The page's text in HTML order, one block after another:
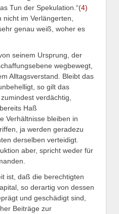
Tun der Spekulation.“(4)
im Verlängerten,
genau weiß, woher es
seinem Ursprung, der
wegbewegt,
Alltagsverstand. Bleibt das
so gilt das
verdächtig,
Haß
Verhältnisse bleiben in
ja werden geradezu
derselben verteidigt.
aber, spricht weder für
ist, daß die berechtigten
so derartig von dessen
und geschädigt sind,
Beiträge zur